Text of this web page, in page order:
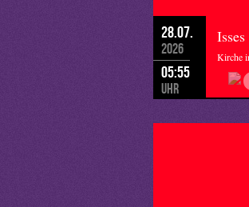
28.07.
2026
05:55
Uhr
Kirche